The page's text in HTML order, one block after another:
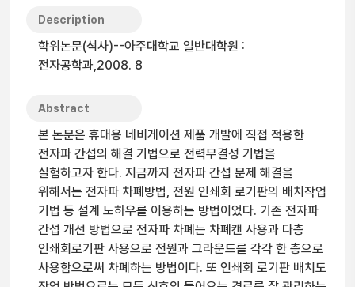
Description
학위논문(석사)--아주대학교 일반대학원 :
전자공학과,2008. 8
Abstract
본 논문은 휴대용 네비게이션 제품 개발에 직접 적용한
전자파 간섭의 해결 기법으로 전력무결성 기법을
실험하고자 한다. 지금까지 전자파 간섭 문제 해결을
위해서는 전자파 차폐방법, 전원 인쇄회 로기판의 배치작업
기법 등 설계 노하우를 이용하는 방법이었다. 기존 전자파
간섭 개선 방법으로 전자파 차폐는 차폐캔 사용과 다층
인쇄회로기판 사용으로 전원과 그라운드를 각각 한 층으로
사용함으로써 차폐하는 방법이다. 또 인쇄회 로기판 배치도